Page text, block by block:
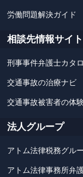
労働問題解決ガイド
相談先情報サイト
刑事事件弁護士カタ
交通事故の治療ナビ
交通事故被害者の体
法人グループ
アトム法律税務グル
アトム法律事務所弁